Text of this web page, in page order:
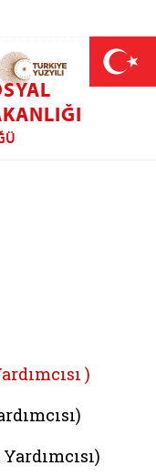
açılır)
bağış sayfası (yeni
)